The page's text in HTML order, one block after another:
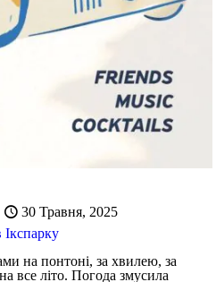
30 Травня, 2025
Ікспарку
на понтоні, за хвилею, за
все літо. Погода змусила